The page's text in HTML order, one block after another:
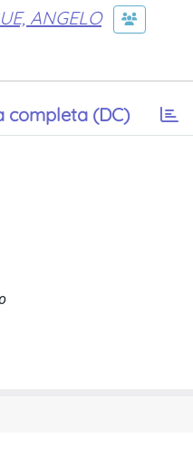
ANGELO
completa (DC)